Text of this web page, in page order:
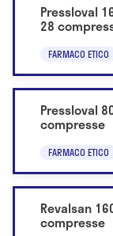
Pressloval
28
FARMACO ETICO
Pressloval
compresse
FARMACO ETICO
Revalsan
compresse